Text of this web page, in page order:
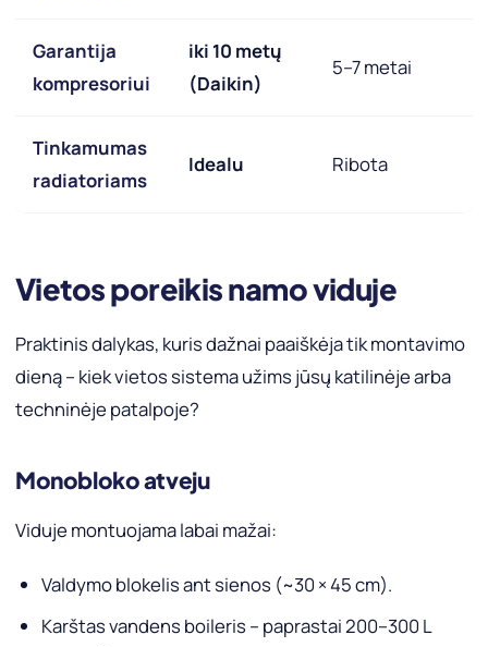
Garantija
kompresoriui
iki 10 metų
(Daikin)
5–7 metai
Tinkamumas
radiatoriams
Idealu Ribota
Vietos poreikis namo viduje
Praktinis dalykas, kuris dažnai paaiškėja tik montavimo
dieną – kiek vietos sistema užims jūsų katilinėje arba
techninėje patalpoje?
Monobloko atveju
Viduje montuojama labai mažai:
Valdymo blokelis ant sienos (~30 × 45 cm).
Karštas vandens boileris – paprastai 200–300 L